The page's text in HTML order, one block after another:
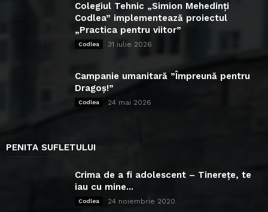
Colegiul Tehnic „Simion Mehedinți
Codlea” implementează proiectul
„Practica pentru viitor”
Codlea 31 iulie 2026
Campanie umanitară ”Împreună pentru
Dragoș!”
Codlea 24 mai 2026
PENITA SUFLETULUI
Crima de a fi adolescent – Tinerețe, te
iau cu mine...
Codlea 24 noiembrie 2020